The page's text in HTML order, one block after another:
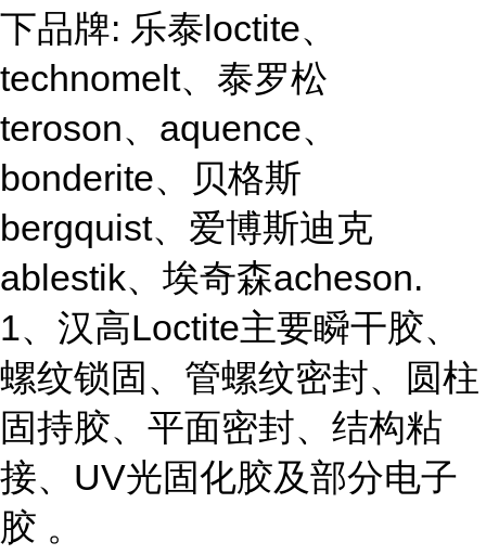
下品牌: 乐泰loctite、
technomelt、泰罗松
teroson、aquence、
bonderite、贝格斯
bergquist、爱博斯迪克
ablestik、埃奇森acheson.
1、汉高Loctite主要瞬干胶、
螺纹锁固、管螺纹密封、圆柱
固持胶、平面密封、结构粘
接、UV光固化胶及部分电子
胶 。